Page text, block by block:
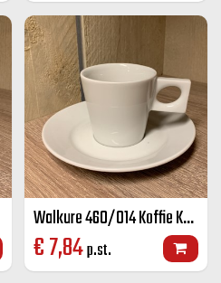
Walkure 460/014 Koffie K+S wit 14 cl
€7,84p.st.